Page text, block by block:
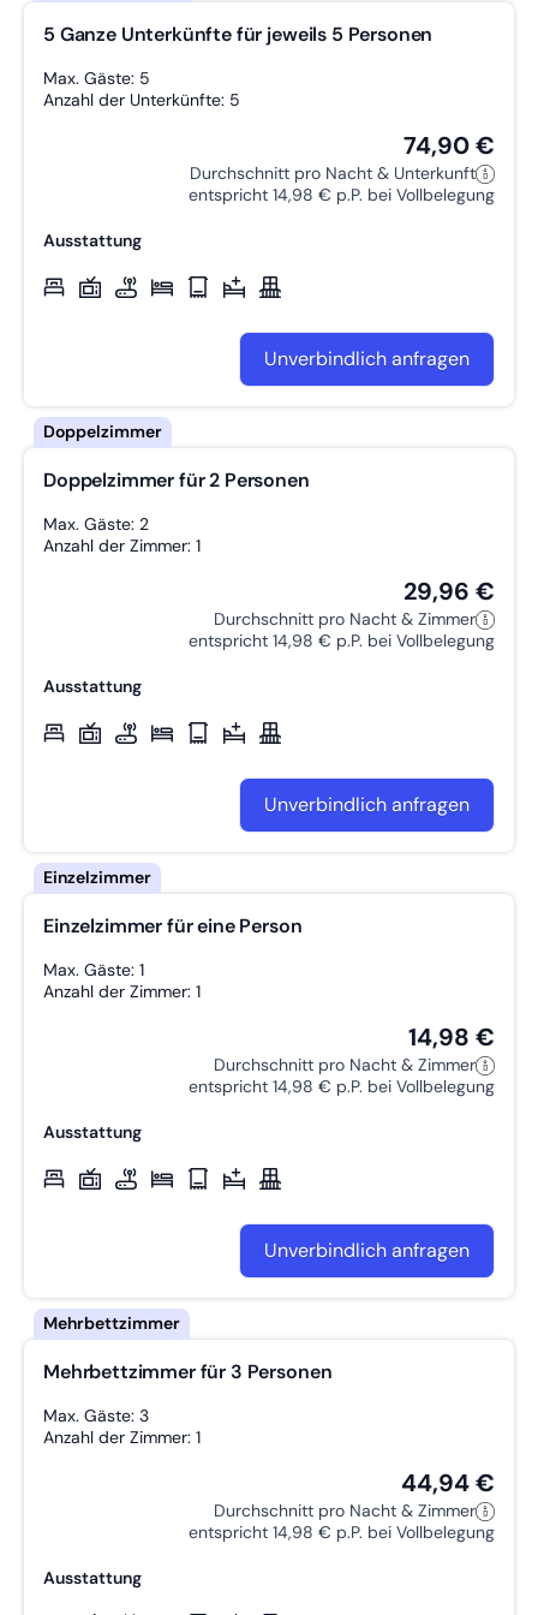
5 Ganze Unterkünfte für jeweils 5 Personen
Max. Gäste: 5
Anzahl der Unterkünfte: 5
74,90 €
Durchschnitt pro Nacht & Unterkunft
entspricht 14,98 € p.P. bei Vollbelegung
Ausstattung
Unverbindlich anfragen
Doppelzimmer für 2 Personen
Max. Gäste: 2
Anzahl der Zimmer: 1
29,96 €
Durchschnitt pro Nacht & Zimmer
entspricht 14,98 € p.P. bei Vollbelegung
Ausstattung
Unverbindlich anfragen
Einzelzimmer für eine Person
Max. Gäste: 1
Anzahl der Zimmer: 1
14,98 €
Durchschnitt pro Nacht & Zimmer
entspricht 14,98 € p.P. bei Vollbelegung
Ausstattung
Unverbindlich anfragen
Mehrbettzimmer für 3 Personen
Max. Gäste: 3
Anzahl der Zimmer: 1
44,94 €
Durchschnitt pro Nacht & Zimmer
entspricht 14,98 € p.P. bei Vollbelegung
Ausstattung